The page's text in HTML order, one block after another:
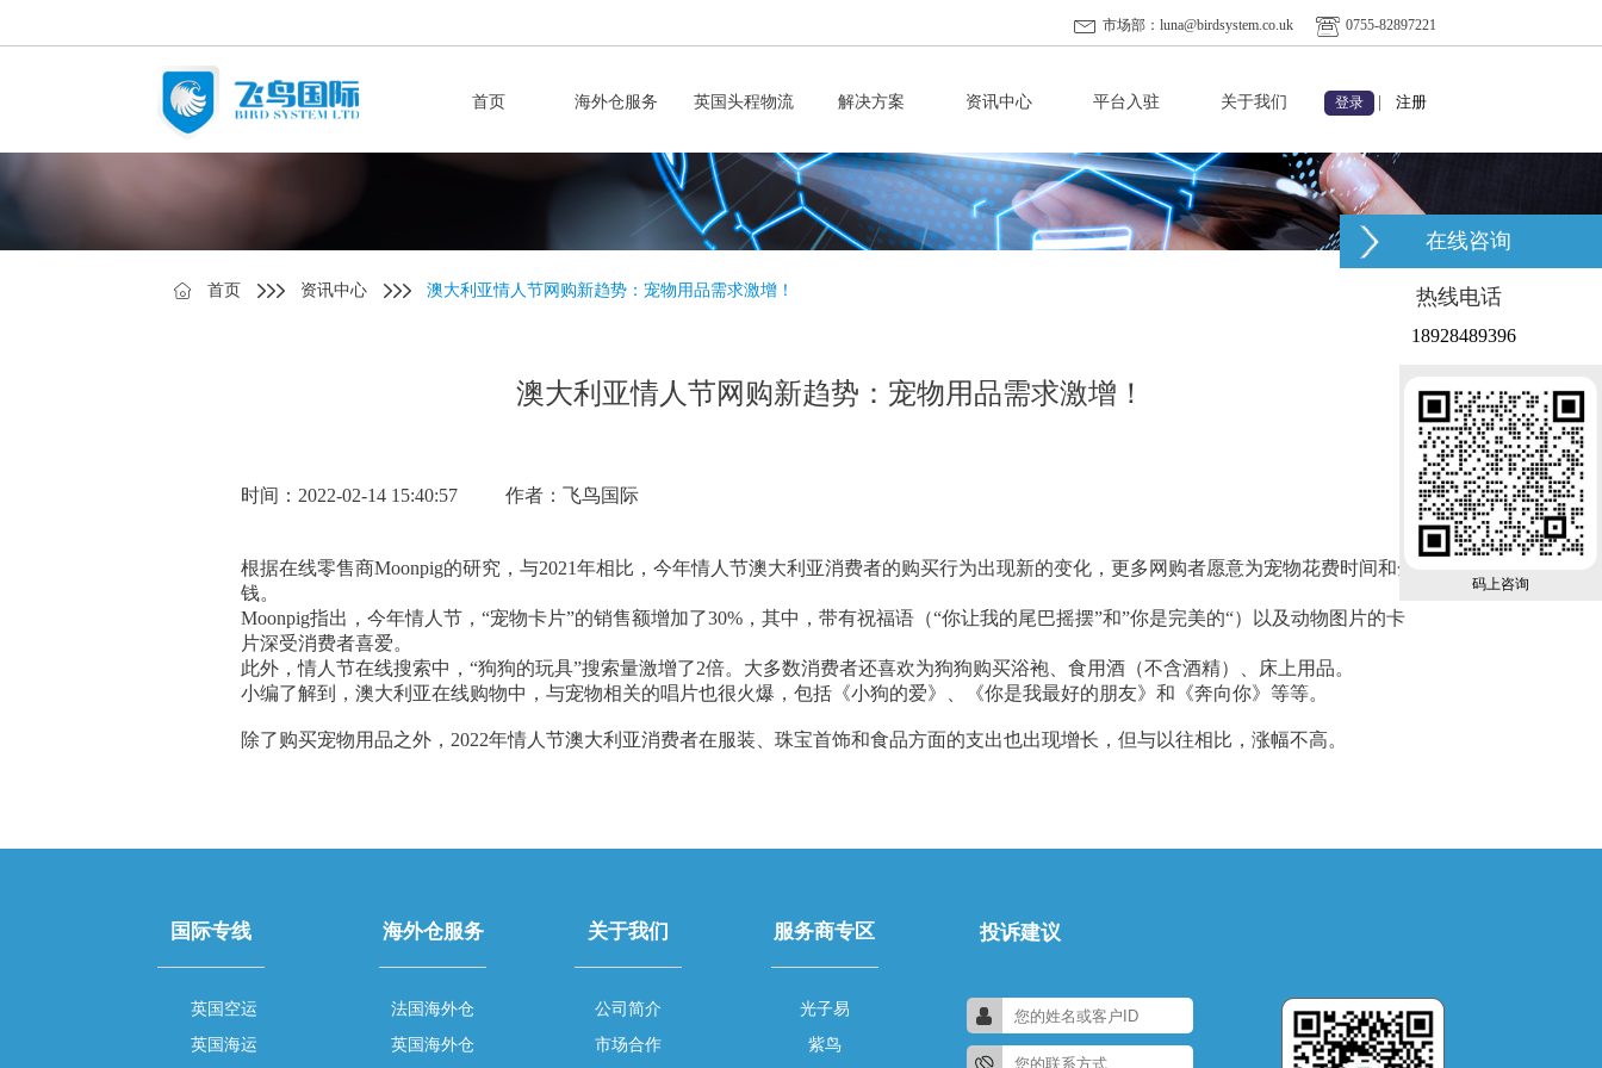
市场部：luna@birdsystem.co.uk 0755-82897221
首页 海外仓服务 英国头程物流 解决方案 资讯中心 平台入驻 关于我们 登录 注册
首页 资讯中心 澳大利亚情人节网购新趋势：宠物用品需求激增！
澳大利亚情人节网购新趋势：宠物用品需求激增！
时间：2022-02-14 15:40:57 作者：飞鸟国际
根据在线零售商Moonpig的研究，与2021年相比，今年情人节澳大利亚消费者的购买行为出现新的变化，更多网购者愿意为宠物花费时间和金
钱。
Moonpig指出，今年情人节，“宠物卡片”的销售额增加了30%，其中，带有祝福语（“你让我的尾巴摇摆”和”你是完美的“）以及动物图片的卡
片深受消费者喜爱。
此外，情人节在线搜索中，“狗狗的玩具”搜索量激增了2倍。大多数消费者还喜欢为狗狗购买浴袍、食用酒（不含酒精）、床上用品。
小编了解到，澳大利亚在线购物中，与宠物相关的唱片也很火爆，包括《小狗的爱》、《你是我最好的朋友》和《奔向你》等等。
除了购买宠物用品之外，2022年情人节澳大利亚消费者在服装、珠宝首饰和食品方面的支出也出现增长，但与以往相比，涨幅不高。
国际专线
英国空运
英国海运
海外仓服务
法国海外仓
英国海外仓
关于我们
公司简介
市场合作
服务商专区
光子易
紫鸟
投诉建议
在线咨询
热线电话
18928489396
码上咨询